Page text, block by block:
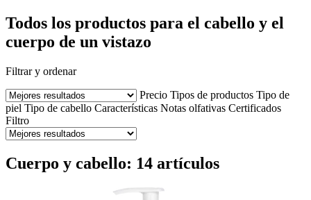
Todos los productos para el cabello y el
cuerpo de un vistazo
Filtrar y ordenar
Precio Tipos de productos Tipo de
piel Tipo de cabello Características Notas olfativas Certificados
Filtro
Cuerpo y cabello: 14 artículos